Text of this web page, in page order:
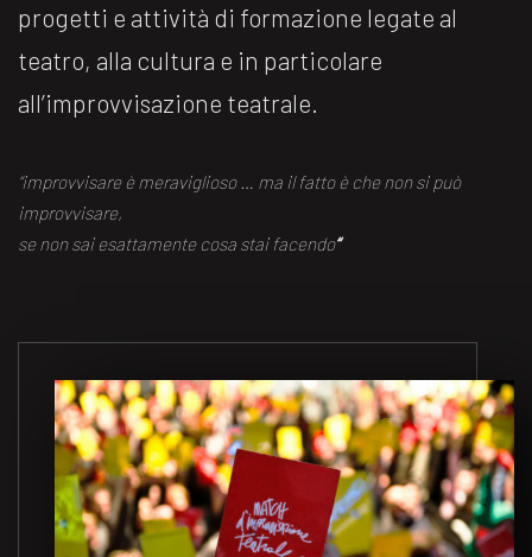
progetti e attività di formazione legate al
teatro, alla cultura e in particolare
all’improvvisazione teatrale.
“improvvisare è meraviglioso … ma il fatto è che non si può
improvvisare,
se non sai esattamente cosa stai facendo“